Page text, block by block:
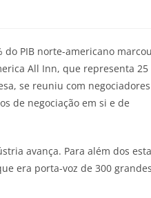
do PIB norte-americano
All Inn, que representa 25
se reuniu com
de negociação em si e de
avança. Para além dos
era porta-voz de 300